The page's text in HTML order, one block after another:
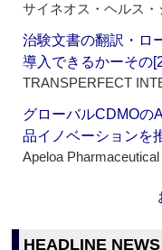
サイネオス・ヘルス
治験文書の翻訳・ロ
導入できるかーその
TRANSPERFECT
グローバルCDMOの
品イノベーションを
Apeloa Pharmaceutical
HEADLINE NEWS